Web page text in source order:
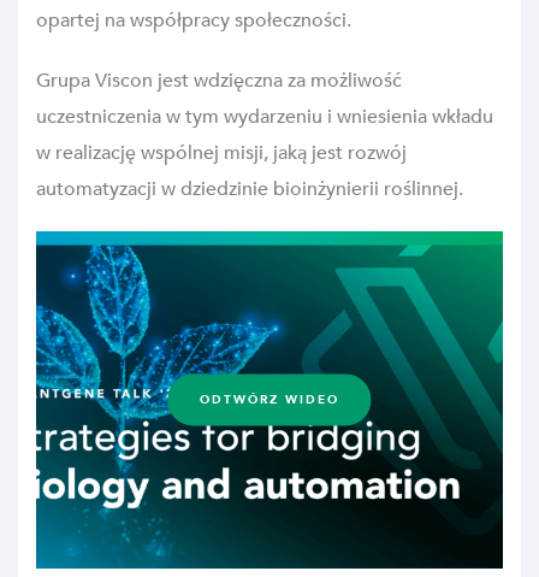
opartej na współpracy społeczności.
Grupa Viscon jest wdzięczna za możliwość
uczestniczenia w tym wydarzeniu i wniesienia wkładu
w realizację wspólnej misji, jaką jest rozwój
automatyzacji w dziedzinie bioinżynierii roślinnej.
ODTWÓRZ WIDEO